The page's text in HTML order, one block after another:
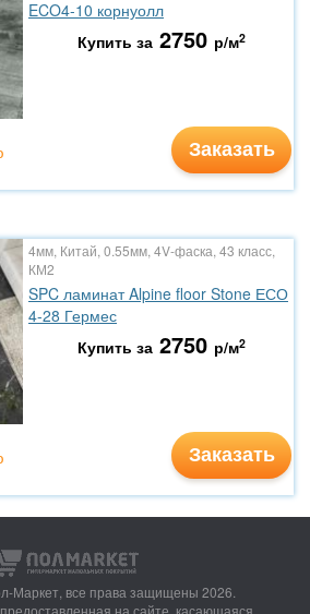
ECO4-10 корнуолл
Купить за 2750 р/м2
Заказать
4мм, Китай, 0.55мм, 4V-фаска, 43 класс,
КМ2
SPC ламинат Alpine floor Stone ЕСО
4-28 Гермес
Купить за 2750 р/м2
Заказать
Маркет, все права защищены 2026.
на сайте, касающаяся